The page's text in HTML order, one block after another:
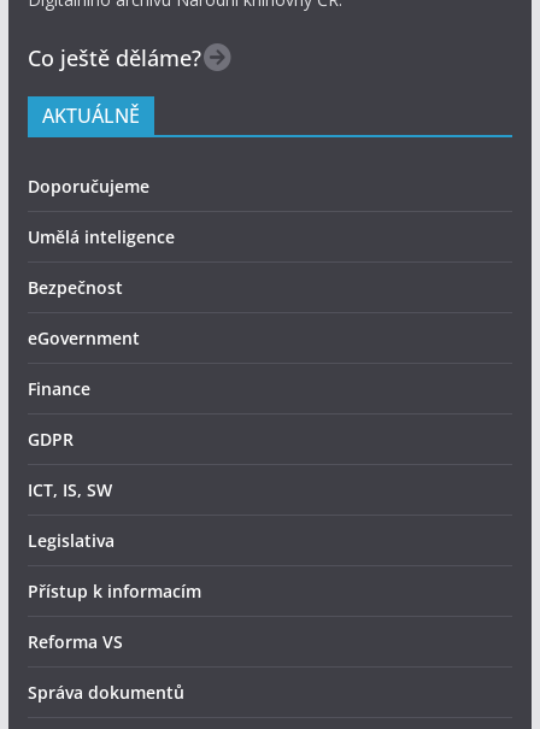
Co ještě děláme?
AKTUÁLNĚ
Doporučujeme
Umělá inteligence
Bezpečnost
eGovernment
Finance
GDPR
ICT, IS, SW
Legislativa
Přístup k informacím
Reforma VS
Správa dokumentů